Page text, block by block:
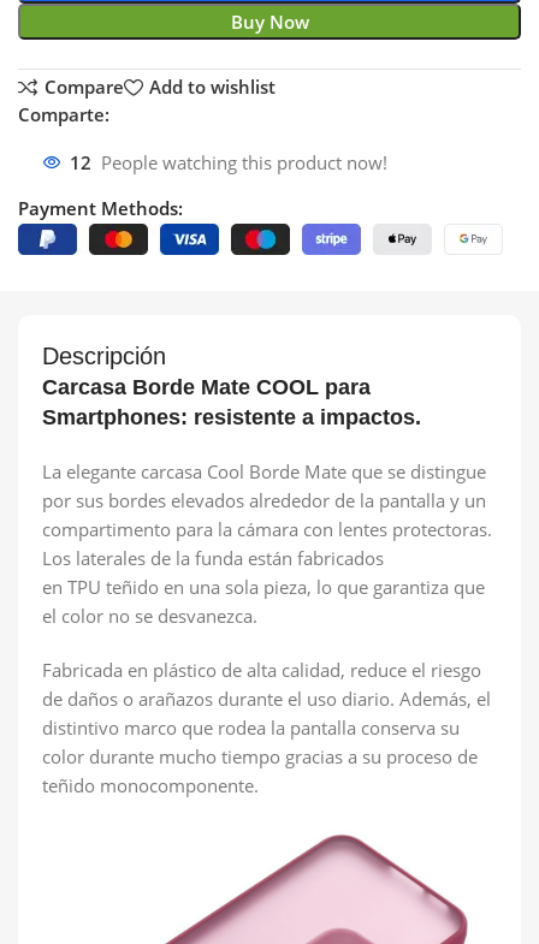
Buy Now
Compare
Add to wishlist
Comparte:
12 People watching this product now!
Payment Methods:
Descripción
Carcasa Borde Mate COOL para
Smartphones: resistente a impactos.
La elegante carcasa Cool Borde Mate que se distingue
por sus bordes elevados alrededor de la pantalla y un
compartimento para la cámara con lentes protectoras.
Los laterales de la funda están fabricados
en TPU teñido en una sola pieza, lo que garantiza que
el color no se desvanezca.
Fabricada en plástico de alta calidad, reduce el riesgo
de daños o arañazos durante el uso diario. Además, el
distintivo marco que rodea la pantalla conserva su
color durante mucho tiempo gracias a su proceso de
teñido monocomponente.